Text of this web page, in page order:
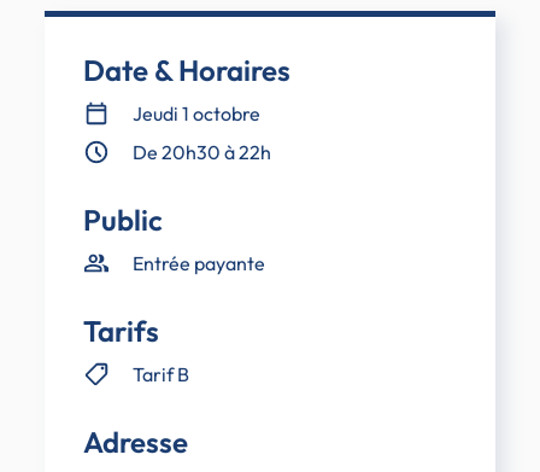
Date & Horaires
Jeudi 1 octobre
De 20h30 à 22h
Public
Entrée payante
Tarifs
Tarif B
Adresse